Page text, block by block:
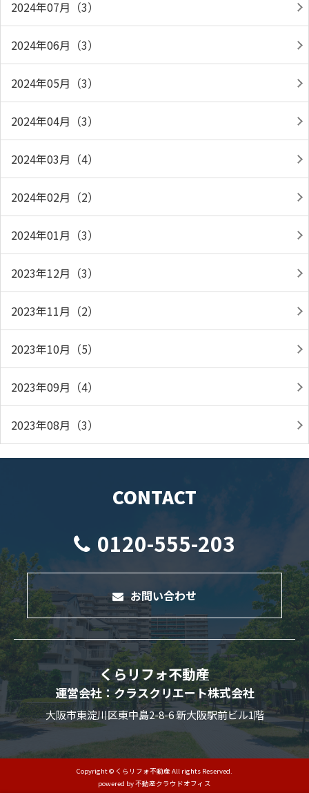
2024年07月（3）
2024年06月（3）
2024年05月（3）
2024年04月（3）
2024年03月（4）
2024年02月（2）
2024年01月（3）
2023年12月（3）
2023年11月（2）
2023年10月（5）
2023年09月（4）
2023年08月（3）
CONTACT
0120-555-203
お問い合わせ
くらリフォ不動産
運営会社：クラスクリエート株式会社
大阪市東淀川区東中島2-8-6 新大阪駅前ビル1階
Copyright © くらリフォ不動産 All rights Reserved.
powered by 不動産クラウドオフィス